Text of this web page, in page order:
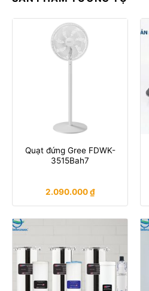
Quạt đứng Gree FDWK-
3515Bah7
2.090.000₫